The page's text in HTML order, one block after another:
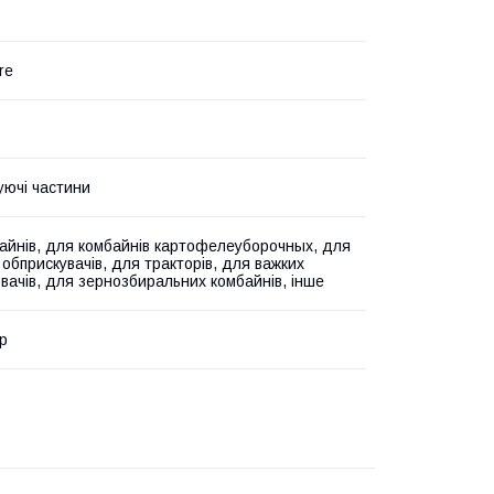
частини
для комбайнів картофелеуборочных, для
для тракторів, для важких
для зернозбиральних комбайнів, інше